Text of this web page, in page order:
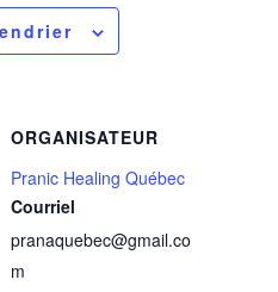
ORGANISATEUR
Pranic Healing Québec
Courriel
pranaquebec@gmail.co
m